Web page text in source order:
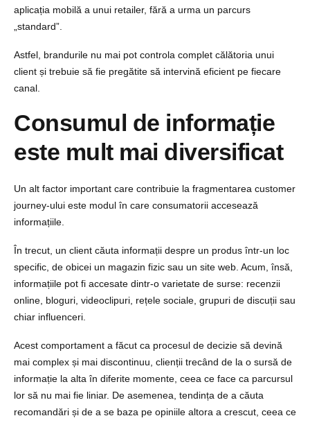
aplicația mobilă a unui retailer, fără a urma un parcurs
„standard”.
Astfel, brandurile nu mai pot controla complet călătoria unui
client și trebuie să fie pregătite să intervină eficient pe fiecare
canal.
Consumul de informație
este mult mai diversificat
Un alt factor important care contribuie la fragmentarea customer
journey-ului este modul în care consumatorii accesează
informațiile.
În trecut, un client căuta informații despre un produs într-un loc
specific, de obicei un magazin fizic sau un site web. Acum, însă,
informațiile pot fi accesate dintr-o varietate de surse: recenzii
online, bloguri, videoclipuri, rețele sociale, grupuri de discuții sau
chiar influenceri.
Acest comportament a făcut ca procesul de decizie să devină
mai complex și mai discontinuu, clienții trecând de la o sursă de
informație la alta în diferite momente, ceea ce face ca parcursul
lor să nu mai fie liniar. De asemenea, tendința de a căuta
recomandări și de a se baza pe opiniile altora a crescut, ceea ce